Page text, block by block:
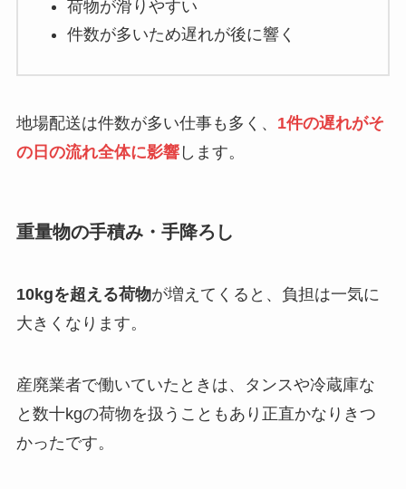
荷物が滑りやすい
件数が多いため遅れが後に響く
地場配送は件数が多い仕事も多く、 1件の遅れがそ
の日の流れ全体に影響します。
重量物の手積み・手降ろし
10kgを超える荷物が増えてくると、負担は一気に
大きくなります。
産廃業者で働いていたときは、タンスや冷蔵庫な
と数十kgの荷物を扱うこともあり正直かなりきつ
かったです。